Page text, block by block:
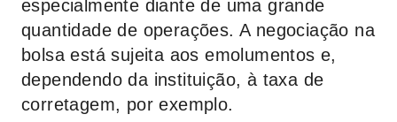
especialmente diante de uma grande
quantidade de operações. A negociação na
bolsa está sujeita aos emolumentos e,
dependendo da instituição, à taxa de
corretagem, por exemplo.